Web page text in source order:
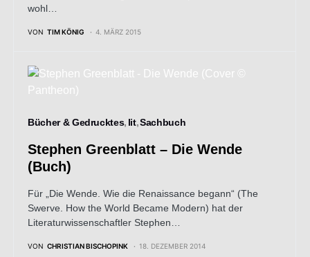
wohl…
VON TIM KÖNIG 4. MÄRZ 2015
Bücher & Gedrucktes lit Sachbuch
Stephen Greenblatt – Die Wende
(Buch)
Für „Die Wende. Wie die Renaissance begann“ (The
Swerve. How the World Became Modern) hat der
Literaturwissenschaftler Stephen…
VON CHRISTIAN BISCHOPINK 18. DEZEMBER 2014